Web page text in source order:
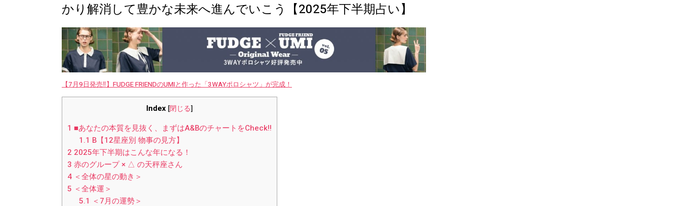
かり解消して豊かな未来へ進んでいこう【2025年下半期占い】
【7月9日発売‼︎】FUDGE FRIENDのUMIと作った「3WAYポロシャツ」が完成！
Index [閉じる]
1 ■あなたの本質を見抜く、まずはA&BのチャートをCheck!!
1.1 B【12星座別 物事の見方】
2 2025年下半期はこんな年になる！
3 赤のグループ × △ の天秤座さん
4 ＜全体の星の動き＞
5 ＜全体運＞
5.1 ＜7月の運勢＞